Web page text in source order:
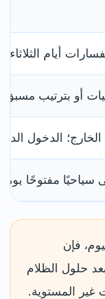
أيام
أو بترتيب مسبق
الدخول
مفتوحًا يوميًا
فإن
حلول الظلام
غير المستوية.